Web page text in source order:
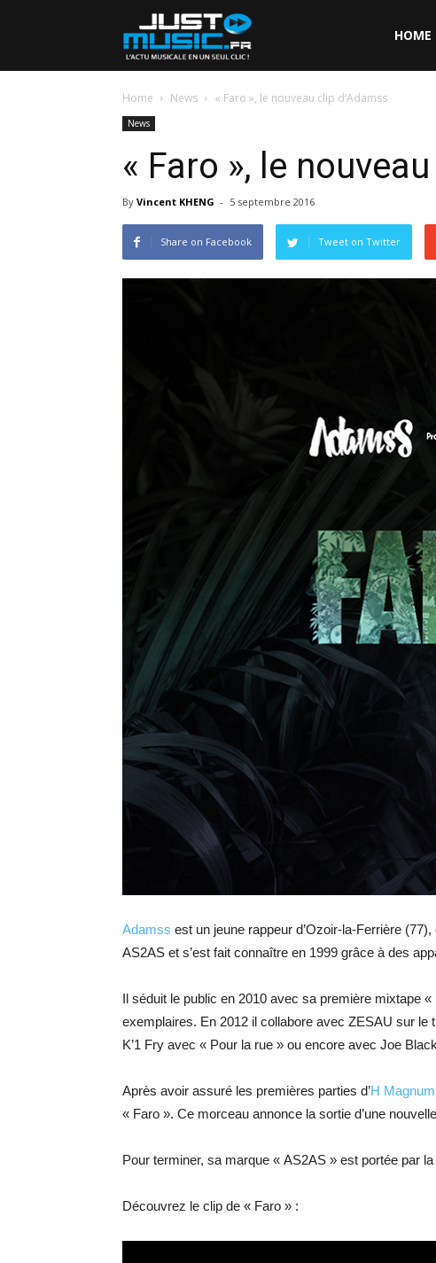
HOME
Home News « Faro », le nouveau clip d’Adamss
News
« Faro », le
By Vincent KHENG - 5 septembre 2016
Share on Facebook Tweet on Twitter
Adamss est un jeune rappeur d’Ozoir-la-Ferrière
AS2AS et s’est fait connaître en 1999 grâce à des
Il séduit le public en 2010 avec sa première mixtape
exemplaires. En 2012 il collabore avec ZESAU sur
K’1 Fry avec « Pour la rue » ou encore avec Joe
Après avoir assuré les premières parties d’H Magnum
« Faro ». Ce morceau annonce la sortie d’une
Pour terminer, sa marque « AS2AS » est portée par
Découvrez le clip de « Faro » :